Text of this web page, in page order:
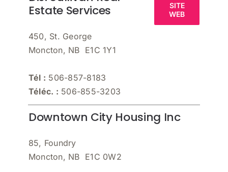
Estate Services
SITE
WEB
450, St. George
Moncton, NB E1C 1Y1
Tél : 506-857-8183
Téléc. : 506-855-3203
Downtown City Housing Inc
85, Foundry
Moncton, NB E1C 0W2